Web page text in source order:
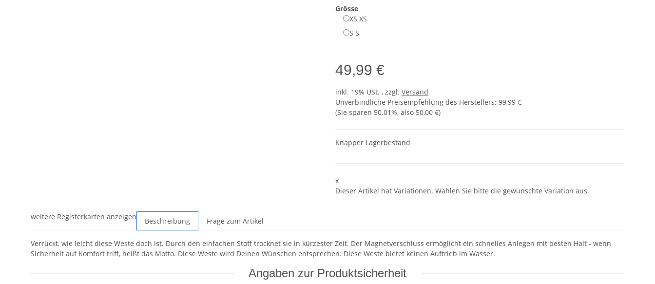
Grösse
XS XS
S S
49,99 €
inkl. 19% USt. , zzgl. Versand
Unverbindliche Preisempfehlung des Herstellers: 99,99 €
(Sie sparen 50.01%, also 50,00 €)
Knapper Lagerbestand
x
Dieser Artikel hat Variationen. Wählen Sie bitte die gewünschte Variation aus.
weitere Registerkarten anzeigen Beschreibung Frage zum Artikel
Verrückt, wie leicht diese Weste doch ist. Durch den einfachen Stoff trocknet sie in kürzester Zeit. Der Magnetverschluss ermöglicht ein schnelles Anlegen mit besten Halt - wenn
Sicherheit auf Komfort triff, heißt das Motto. Diese Weste wird Deinen Wünschen entsprechen. Diese Weste bietet keinen Auftrieb im Wasser.
Angaben zur Produktsicherheit